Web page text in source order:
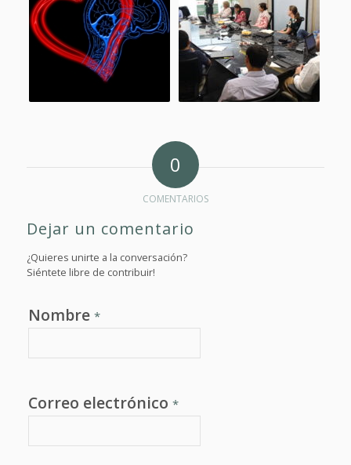
0
COMENTARIOS
Dejar un comentario
¿Quieres unirte a la conversación?
Siéntete libre de contribuir!
Nombre *
Correo electrónico *